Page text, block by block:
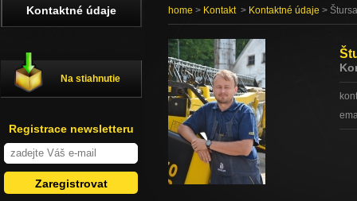
home > Kontakt> Kontaktné údaje >
Kontaktné údaje
Na stiahnutie
Registrace newsletteru